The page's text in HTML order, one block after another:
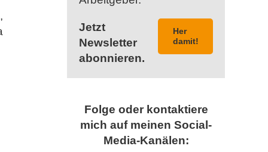
Jetzt
Newsletter
abonnieren.
Her
damit!
Folge oder kontaktiere
mich auf meinen Social-
Media-Kanälen: